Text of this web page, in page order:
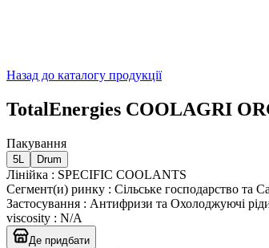
Назад до каталогу продукції
TotalEnergies COOLAGRI
Пакування
5L Drum
Лінійка : SPECIFIC COOLANTS
Сегмент(и) ринку : Сільське господарство та
Застосування : Антифризи та Охолоджуючі
viscosity : N/A
Де придбати